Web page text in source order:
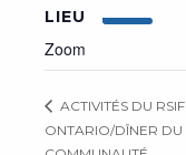
LIEU
Zoom
ACTIVITÉS DU
ONTARIO/DÎNER